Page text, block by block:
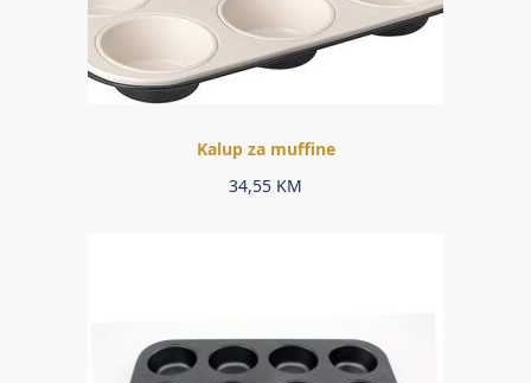
Kalup za muffine
34,55 KM